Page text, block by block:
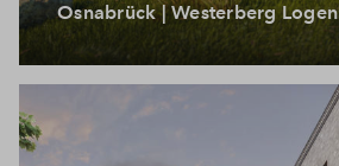
Osnabrück | Westerberg Logen